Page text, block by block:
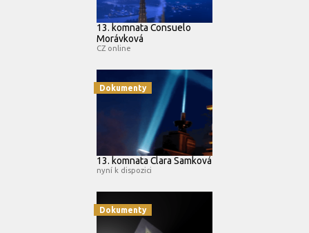
13. komnata Consuelo
Morávková
CZ online
Dokumenty
13. komnata Clara Samková
nyní k dispozici
Dokumenty